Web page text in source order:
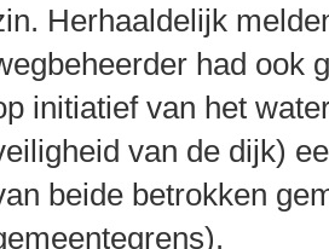
Herhaaldelijk
had ook
initiatief van het
van de dijk)
beide betrokken